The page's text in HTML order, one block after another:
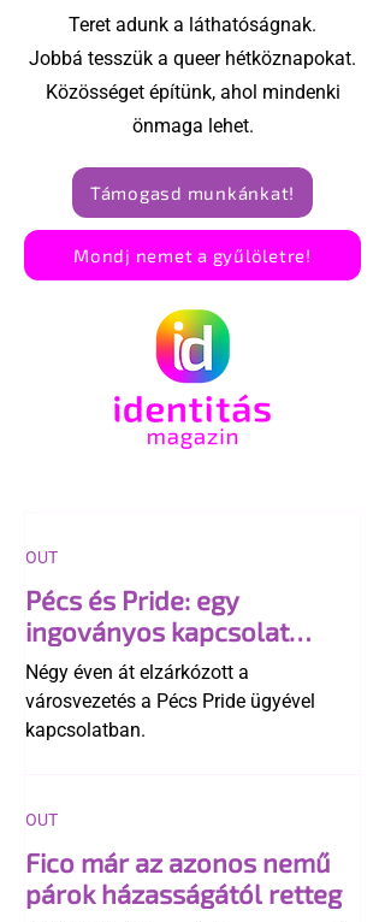
Teret adunk a láthatóságnak.
Jobbá tesszük a queer hétköznapokat.
Közösséget építünk, ahol mindenki
önmaga lehet.
Támogasd munkánkat!
Mondj nemet a gyűlöletre!
Pécs és Pride: egy
ingoványos kapcsolat
története
Négy éven át elzárkózott a
városvezetés a Pécs Pride ügyével
kapcsolatban.
OUT
Fico már az azonos nemű
párok házasságától retteg
OUT